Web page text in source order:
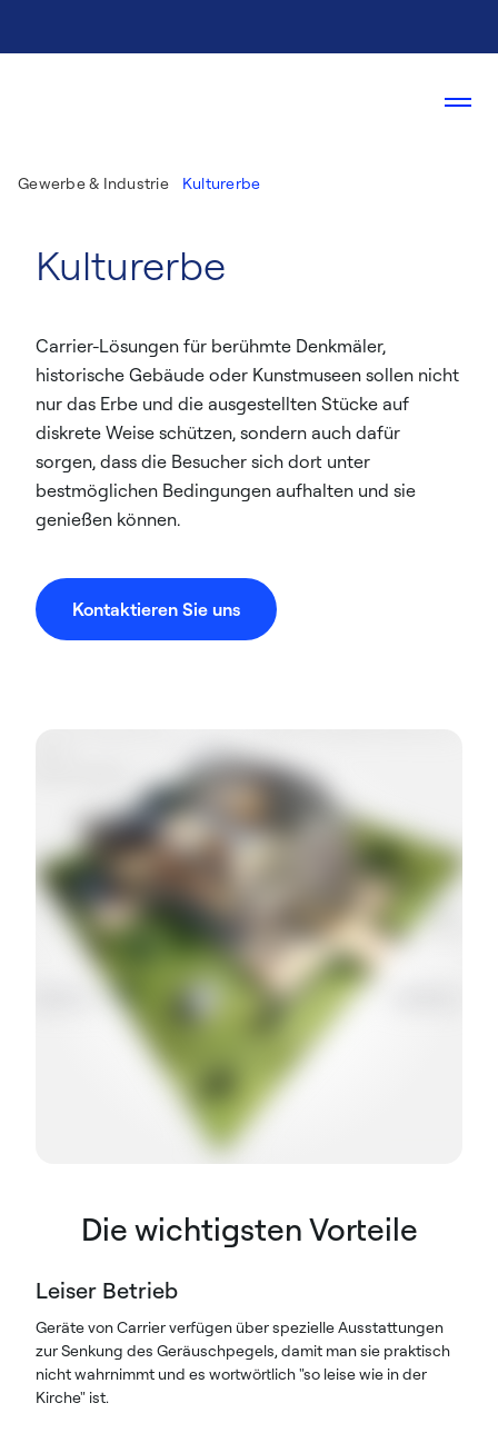
Gewerbe & Industrie Kulturerbe
Kulturerbe
Carrier-Lösungen für berühmte Denkmäler,
historische Gebäude oder Kunstmuseen sollen nicht
nur das Erbe und die ausgestellten Stücke auf
diskrete Weise schützen, sondern auch dafür
sorgen, dass die Besucher sich dort unter
bestmöglichen Bedingungen aufhalten und sie
genießen können.
Kontaktieren Sie uns
Die wichtigsten Vorteile
Leiser Betrieb
Geräte von Carrier verfügen über spezielle Ausstattungen
zur Senkung des Geräuschpegels, damit man sie praktisch
nicht wahrnimmt und es wortwörtlich "so leise wie in der
Kirche" ist.